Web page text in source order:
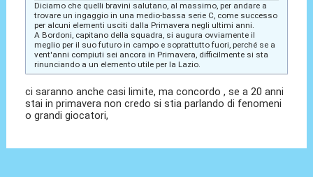
Diciamo che quelli bravini salutano, al massimo, per andare a
trovare un ingaggio in una medio-bassa serie C, come successo
per alcuni elementi usciti dalla Primavera negli ultimi anni.
A Bordoni, capitano della squadra, si augura ovviamente il
meglio per il suo futuro in campo e soprattutto fuori, perché se a
vent'anni compiuti sei ancora in Primavera, difficilmente si sta
rinunciando a un elemento utile per la Lazio.
ci saranno anche casi limite, ma concordo , se a 20 anni
stai in primavera non credo si stia parlando di fenomeni
o grandi giocatori,